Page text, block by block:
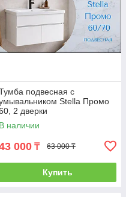
подвесная с
Stella Промо
2 дверки
В наличии
000 ₸ 63 000 ₸
Купить